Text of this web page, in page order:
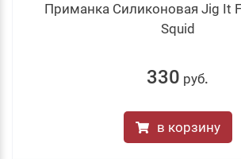
Приманка Силиконовая Jig It
Squid
330 руб.
в корзину